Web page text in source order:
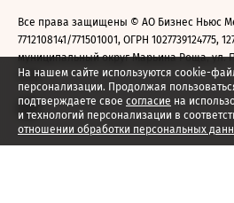
На нашем сайте используются cookie-
персонализации. Продолжая
подтверждаете свое согласие на
и технологий персонализации в
отношении обработки персональных
Все права защищены © АО Бизнес Ньюс
7712108141/771501001, ОГРН 1027739124775,
муниципальный округ Марьина Роща, ул.
2026